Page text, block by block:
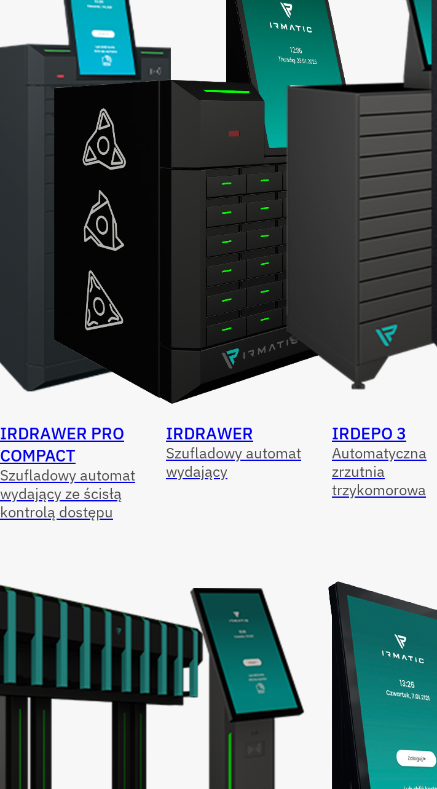
IRDRAWER PRO
COMPACT
Szufladowy automat
wydający ze ścisłą
kontrolą dostępu
IRDRAWER
Szufladowy automat
wydający
IRDEPO 3
Automatyczna
zrzutnia
trzykomorowa